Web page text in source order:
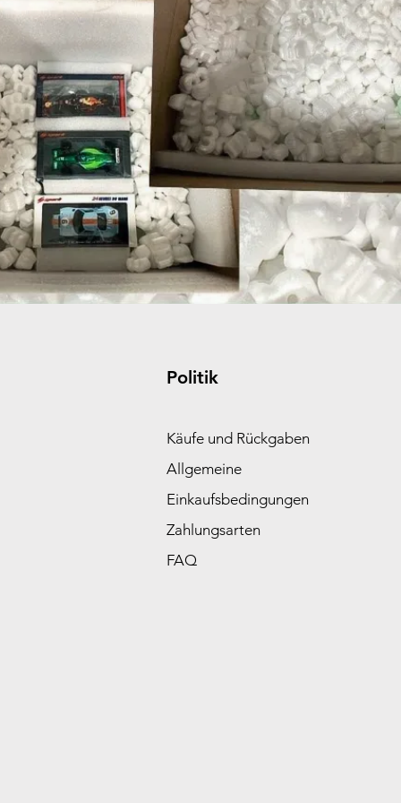
Politik
Käufe und Rückgaben
Allgemeine
Einkaufsbedingungen
Zahlungsarten
FAQ